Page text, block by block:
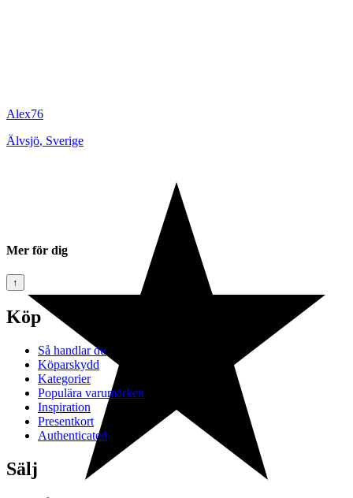
Alex76
Älvsjö, Sverige
Mer för dig
↑
Köp
Så handlar du
Köparskydd
Kategorier
Populära varumärken
Inspiration
Presentkort
Authenticated
Sälj